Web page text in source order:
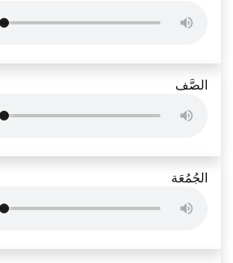
الصَّف
الجُمُعَة